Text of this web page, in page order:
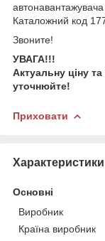
Каталожний код
Звоните!
УВАГА!!!
Актуальну ціну
уточнюйте!
Приховати
Характеристики
Основні
Виробник
Країна виробник